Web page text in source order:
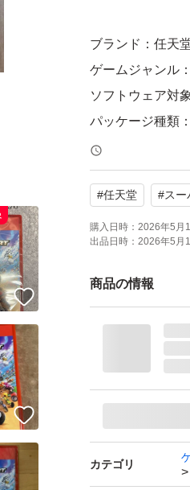
ブランド：任天
ゲームジャンル
ソフトウェア対
パッケージ種類
オンライン：オ
プレイモード：
応
携帯モードプレ
5月12日12時06分
#任天堂 #ス
購入日時： 2026年5月
出品日時： 2026年5月
商品の情報
カテゴリ
いいね！
いいね！